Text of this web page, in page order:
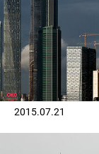
2015.07.21